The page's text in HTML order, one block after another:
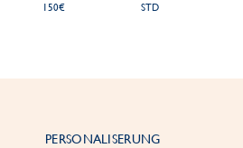
150€
STD
PERSONALISERUNG